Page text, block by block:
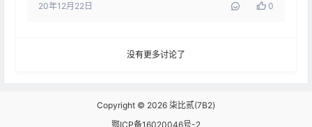
20年12月22日 0
没有更多讨论了
Copyright © 2026 柒比贰(7B2)
鄂ICP备16020046号-2